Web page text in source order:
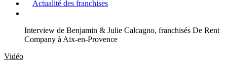
Actualité des franchises
Interview de Benjamin & Julie Calcagno, franchisés De Rent
Company à Aix-en-Provence
Vidéo